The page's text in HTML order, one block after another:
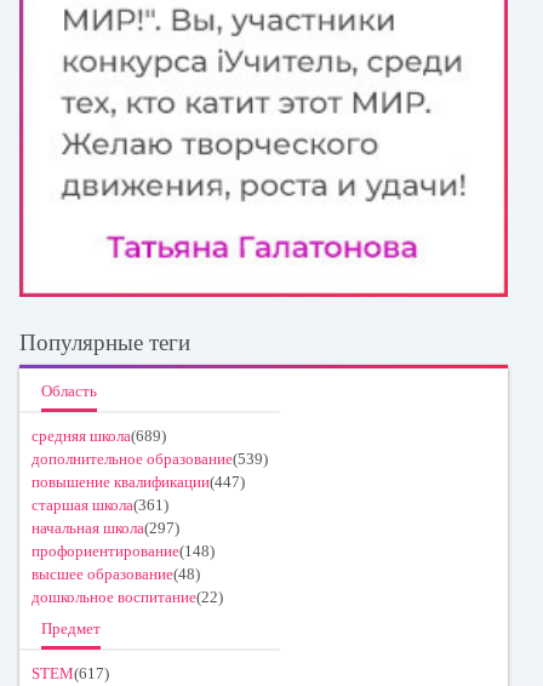
Популярные теги
Область
средняя школа(689)
дополнительное образование(539)
повышение квалификации(447)
старшая школа(361)
начальная школа(297)
профориентирование(148)
высшее образование(48)
дошкольное воспитание(22)
Предмет
STEM(617)